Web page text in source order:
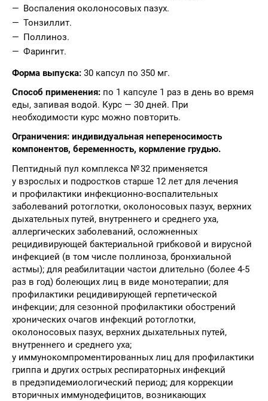
Воспаления околоносовых пазух.
Тонзиллит.
Поллиноз.
Фарингит.
Форма выпуска: 30 капсул по 350 мг.
Способ применения: по 1 капсуле 1 раз в день во время
еды, запивая водой. Курс — 30 дней. При
необходимости курс можно повторить.
Ограничения: индивидуальная непереносимость
компонентов, беременность, кормление грудью.
Пептидный пул комплекса № 32 применяется
у взрослых и подростков старше 12 лет для лечения
и профилактики инфекционно-воспалительных
заболеваний ротоглотки, околоносовых пазух, верхних
дыхательных путей, внутреннего и среднего уха,
аллергических заболеваний, осложненных
рецидивирующей бактериальной грибковой и вирусной
инфекцией (в том числе поллиноза, бронхиальной
астмы); для реабилитации частои длительно (более 4-5
раз в год) болеющих лиц в виде монотерапии; для
профилактики рецидивирующей герпетической
инфекции; для сезонной профилактики обострений
хронических очагов инфекций ротоглотки,
околоносовых пазух, верхних дыхательных путей,
внутреннего и среднего уха;
у иммунокомпроментированных лиц для профилактики
гриппа и других острых респираторных инфекций
в предэпидемиологический период; для коррекции
вторичных иммунодефицитов, возникающих